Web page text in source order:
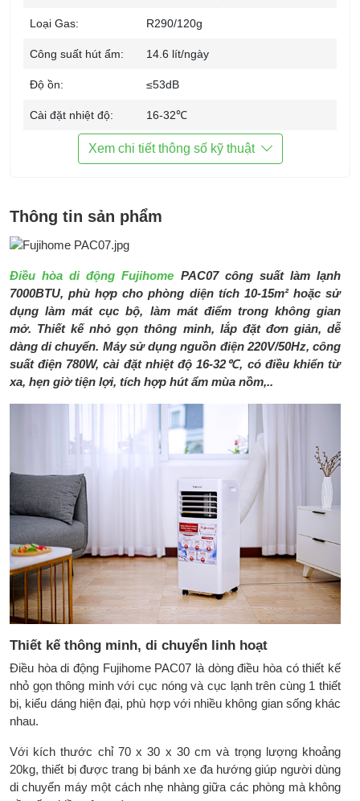
Thông tin sản phẩm
Điều hòa di động Fujihome PAC07 công suất làm lạnh
7000BTU, phù hợp cho phòng diện tích 10-15m² hoặc sử
dụng làm mát cục bộ, làm mát điểm trong không gian
mở. Thiết kế nhỏ gọn thông minh, lắp đặt đơn giản, dễ
dàng di chuyển. Máy sử dụng nguồn điện 220V/50Hz, công
suất điện 780W, cài đặt nhiệt độ 16-32℃, có điều khiển từ
xa, hẹn giờ tiện lợi, tích hợp hút ẩm mùa nồm,..
Thiết kế thông minh, di chuyển linh hoạt
Điều hòa di động Fujihome PAC07 là dòng điều hòa có thiết kế
nhỏ gọn thông minh với cục nóng và cục lạnh trên cùng 1 thiết
bị, kiểu dáng hiện đại, phù hợp với nhiều không gian sống khác
nhau.
Với kích thước chỉ 70 x 30 x 30 cm và trọng lượng khoảng
20kg, thiết bị được trang bị bánh xe đa hướng giúp người dùng
di chuyển máy một cách nhẹ nhàng giữa các phòng mà không
Loại Gas: R290/120g
Công suất hút ẩm: 14.6 lít/ngày
Độ ồn: ≤53dB
Cài đặt nhiệt độ: 16-32℃
Lưu lượng gió: 290m³/h
Điện tử với màn hình LED
Thay đổi tốc độ quạt
Có bánh xe di chuyển
Phụ kiện đi cùng:
Bộ điều hợp cửa sổ: 650mm x 2
PCS
Ống xả khí nóng: 1 PCS (kéo mở
dài 1500mm, nén gọn dài 240mm)
Ống xả nước chiều dài: 650mm
Điều khiển từ xa: Không có pin. Loại
pin cần thiết: AAA x 2 PCS
Kích thước sản
phẩm/cả thùng:
300 x 300 x 700 mm/ 374 x 346 x
884 mm
Trọng lượng sản
phẩm/cả thùng:
20kg/ 33kg
Thương hiệu: Fujihome - Nhật Bản
Sản xuất tại: Trung Quốc
nén
Xem chi tiết thông số kỹ thuật